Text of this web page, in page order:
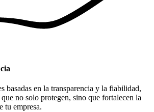
basadas en la transparencia y la fiabilidad,
no solo protegen, sino que fortalecen la
tu empresa.